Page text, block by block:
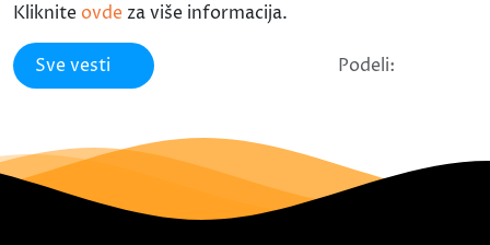
Kliknite ovde za više informacija.
Sve vesti Podeli: